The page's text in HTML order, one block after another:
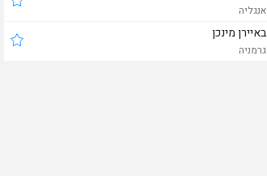
אנגליה
באיירן מינכן
גרמניה